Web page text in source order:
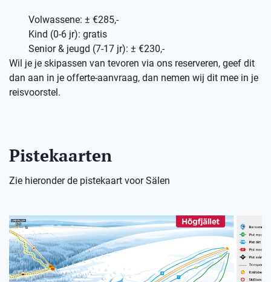
Volwassene: ± €285,-
Kind (0-6 jr): gratis
Senior & jeugd (7-17 jr): ± €230,-
Wil je je skipassen van tevoren via ons reserveren, geef dit
dan aan in je offerte-aanvraag, dan nemen wij dit mee in je
reisvoorstel.
Pistekaarten
Zie hieronder de pistekaart voor Sälen